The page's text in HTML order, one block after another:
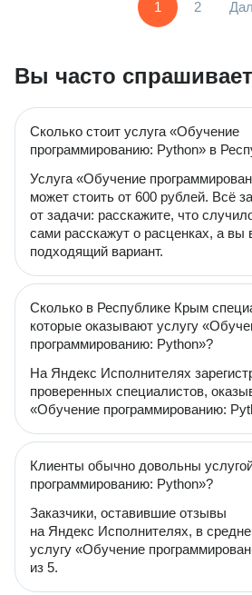
1 2
Вы часто
Сколько стоит услуга «Обучение
программированию: Python» в
Услуга «Обучение
может стоить от 600 рублей. Всё
от задачи: расскажите, что
сами расскажут о расценках, а вы
подходящий вариант.
Сколько в Республике Крым
которые оказывают услугу
программированию: Python»?
На Яндекс Исполнителях
проверенных специалистов,
«Обучение программированию:
Клиенты обычно довольны
программированию: Python»?
Заказчики, оставившие отзывы
на Яндекс Исполнителях, в
услугу «Обучение
из 5.